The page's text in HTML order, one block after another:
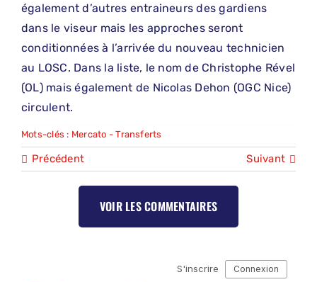
également d’autres entraineurs des gardiens
dans le viseur mais les approches seront
conditionnées à l’arrivée du nouveau technicien
au LOSC. Dans la liste, le nom de Christophe Rével
(OL) mais également de Nicolas Dehon (OGC Nice)
circulent.
Mots-clés : Mercato - Transferts
Précédent Suivant
VOIR LES COMMENTAIRES